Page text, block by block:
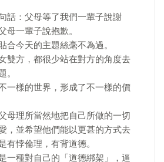
話：父母等了我們一輩子說謝
母一輩子說抱歉。
合今天的主題絲毫不為過。
雙方，都很少站在對方的角度去
。
一樣的世界，形成了不一樣的價
母理所當然地把自己所做的一切
，並希望他們能以更甚的方式去
有悖倫理，有背道德。
一種對自己的「道德綁架」，逼